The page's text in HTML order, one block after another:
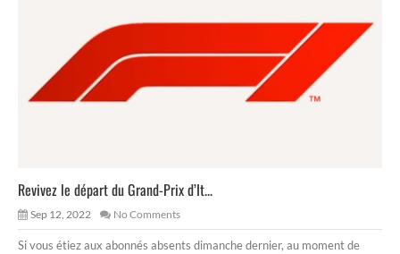
Revivez le départ du Grand-Prix d’It...
Sep 12, 2022 No Comments
Si vous étiez aux abonnés absents dimanche dernier, au moment de